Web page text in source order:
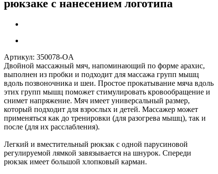
рюкзаке с нанесением логотипа
Артикул: 350078-OA
Двойной массажный мяч, напоминающий по форме арахис,
выполнен из пробки и подходит для массажа групп мышц
вдоль позвоночника и шеи. Простое прокатывание мяча вдоль
этих групп мышц поможет стимулировать кровообращение и
снимет напряжение. Мяч имеет универсальный размер,
который подходит для взрослых и детей. Массажер может
применяться как до тренировки (для разогрева мышц), так и
после (для их расслабления).
Легкий и вместительный рюкзак с одной парусиновой
регулируемой лямкой завязывается на шнурок. Спереди
рюкзак имеет большой хлопковый карман.